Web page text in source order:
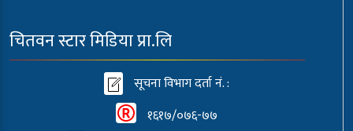
चितवन स्टार मिडिया प्रा.लि
सूचना विभाग दर्ता नं. :
१६१७/०७६-७७